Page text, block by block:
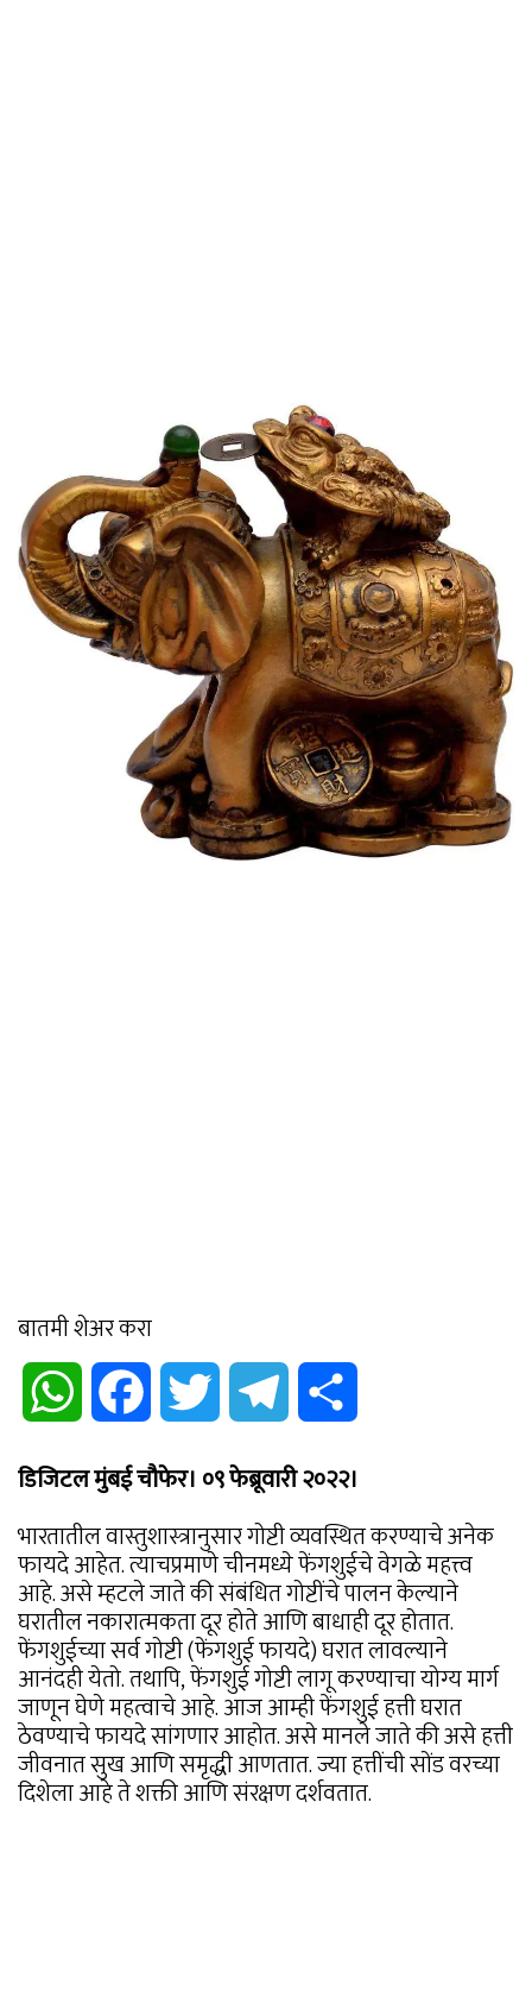
बातमी शेअर करा
WhatsApp Facebook Twitter Telegram
डिजिटल मुंबई चौफेर। ०९ फेब्रूवारी २०२२।
भारतातील वास्तुशास्त्रानुसार गोष्टी व्यवस्थित करण्याचे अनेक
फायदे आहेत. त्याचप्रमाणे चीनमध्ये फेंगशुईचे वेगळे महत्त्व
आहे. असे म्हटले जाते की संबंधित गोष्टींचे पालन केल्याने
घरातील नकारात्मकता दूर होते आणि बाधाही दूर होतात.
फेंगशुईच्या सर्व गोष्टी (फेंगशुई फायदे) घरात लावल्याने
आनंदही येतो. तथापि, फेंगशुई गोष्टी लागू करण्याचा योग्य मार्ग
जाणून घेणे महत्वाचे आहे. आज आम्ही फेंगशुई हत्ती घरात
ठेवण्याचे फायदे सांगणार आहोत. असे मानले जाते की असे हत्ती
जीवनात सुख आणि समृद्धी आणतात. ज्या हत्तींची सोंड वरच्या
दिशेला आहे ते शक्ती आणि संरक्षण दर्शवतात.